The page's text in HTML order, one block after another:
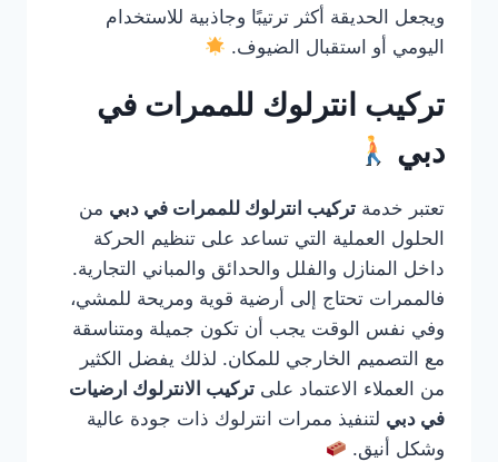
ويجعل الحديقة أكثر ترتيبًا وجاذبية للاستخدام
اليومي أو استقبال الضيوف.
تركيب انترلوك للممرات في
دبي
تعتبر خدمة تركيب انترلوك للممرات في دبي من
الحلول العملية التي تساعد على تنظيم الحركة
داخل المنازل والفلل والحدائق والمباني التجارية.
فالممرات تحتاج إلى أرضية قوية ومريحة للمشي،
وفي نفس الوقت يجب أن تكون جميلة ومتناسقة
مع التصميم الخارجي للمكان. لذلك يفضل الكثير
من العملاء الاعتماد على تركيب الانترلوك ارضيات
في دبي لتنفيذ ممرات انترلوك ذات جودة عالية
وشكل أنيق.